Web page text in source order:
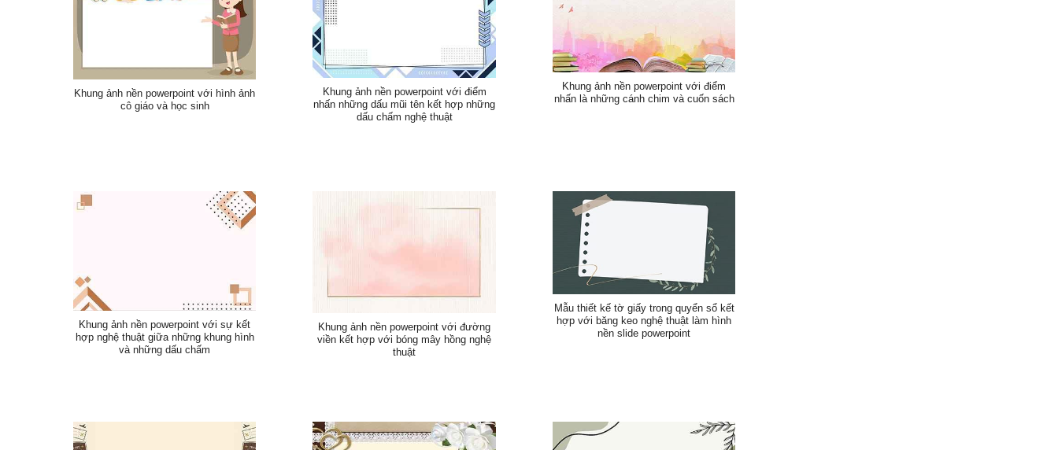
Khung ảnh nền powerpoint với hình ảnh
cô giáo và học sinh
Khung ảnh nền powerpoint với điểm
nhấn những dấu mũi tên kết hợp những
dấu chấm nghệ thuật
Khung ảnh nền powerpoint với điểm
nhấn là những cánh chim và cuốn sách
Khung ảnh nền powerpoint với sự kết
hợp nghệ thuật giữa những khung hình
và những dấu chấm
Khung ảnh nền powerpoint với đường
viền kết hợp với bóng mây hồng nghệ
thuật
Mẫu thiết kế tờ giấy trong quyển sổ kết
hợp với băng keo nghệ thuật làm hình
nền slide powerpoint